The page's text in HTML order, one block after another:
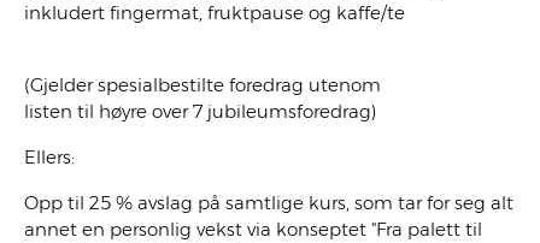
inkludert fingermat, fruktpause og kaffe/te
(Gjelder spesialbestilte foredrag utenom
listen til høyre over 7 jubileumsforedrag)
Ellers:
Opp til 25 % avslag på samtlige kurs, som tar for seg alt
annet en personlig vekst via konseptet "Fra palett til